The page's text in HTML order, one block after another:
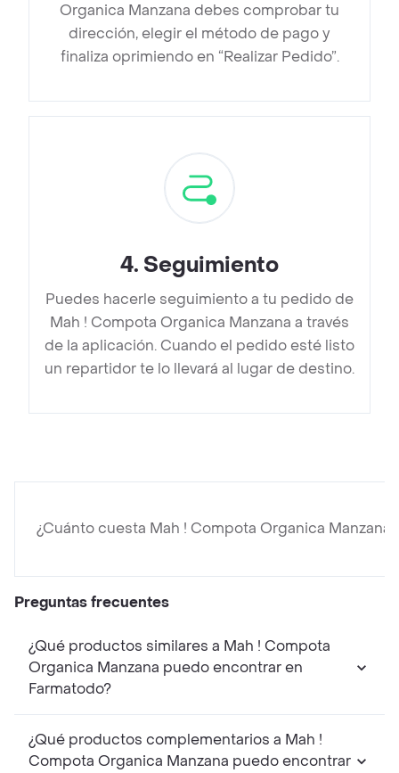
Organica Manzana debes comprobar tu
dirección, elegir el método de pago y
finaliza oprimiendo en “Realizar Pedido”.
4. Seguimiento
Puedes hacerle seguimiento a tu pedido de
Mah ! Compota Organica Manzana a través
de la aplicación. Cuando el pedido esté listo
un repartidor te lo llevará al lugar de destino.
¿Cuánto cuesta Mah ! Compota Organica Manzana?
Preguntas frecuentes
¿Qué productos similares a Mah ! Compota
Organica Manzana puedo encontrar en
Farmatodo?
¿Qué productos complementarios a Mah !
Compota Organica Manzana puedo encontrar